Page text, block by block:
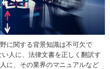
に関する背景知識は不可欠で
人に、法律文書を正しく翻訳す
に、その業界のマニュアルなど